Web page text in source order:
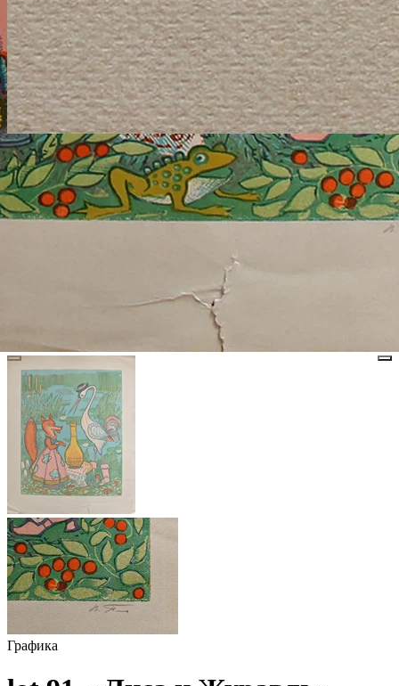
Графика